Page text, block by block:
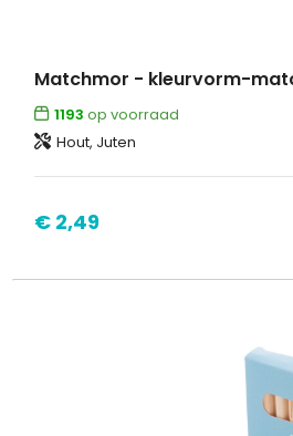
Matchmor - kleurvorm-
1193 op voorraad
Hout, Juten
€ 2,49